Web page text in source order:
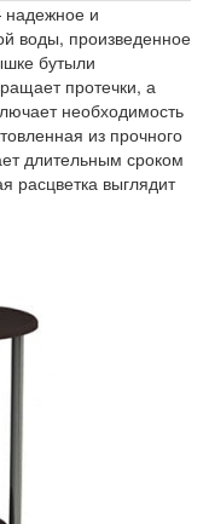
и
воды, произведенное
бутыли
протечки, а
необходимость
из прочного
длительным сроком
расцветка выглядит